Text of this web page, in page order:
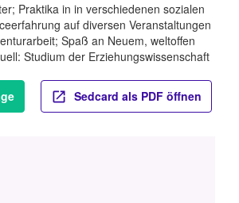
Praktika in in verschiedenen sozialen
auf diversen Veranstaltungen
Spaß an Neuem, weltoffen
Studium der Erziehungswissenschaft
Sedcard als PDF öffnen